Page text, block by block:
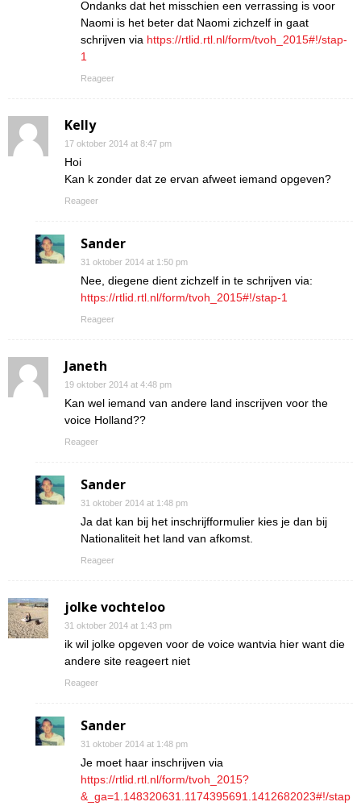
Ondanks dat het misschien een verrassing is voor
Naomi is het beter dat Naomi zichzelf in gaat
schrijven via https://rtlid.rtl.nl/form/tvoh_2015#!/stap-
1
Reageer
Kelly
17 oktober 2014 at 8:47 pm
Hoi
Kan k zonder dat ze ervan afweet iemand opgeven?
Reageer
Sander
31 oktober 2014 at 1:50 pm
Nee, diegene dient zichzelf in te schrijven via:
https://rtlid.rtl.nl/form/tvoh_2015#!/stap-1
Reageer
Janeth
19 oktober 2014 at 4:48 pm
Kan wel iemand van andere land inscrijven voor the
voice Holland??
Reageer
Sander
31 oktober 2014 at 1:48 pm
Ja dat kan bij het inschrijfformulier kies je dan bij
Nationaliteit het land van afkomst.
Reageer
jolke vochteloo
31 oktober 2014 at 1:43 pm
ik wil jolke opgeven voor de voice wantvia hier want die
andere site reageert niet
Reageer
Sander
31 oktober 2014 at 1:48 pm
Je moet haar inschrijven via
https://rtlid.rtl.nl/form/tvoh_2015?
&_ga=1.148320631.1174395691.1412682023#!/stap